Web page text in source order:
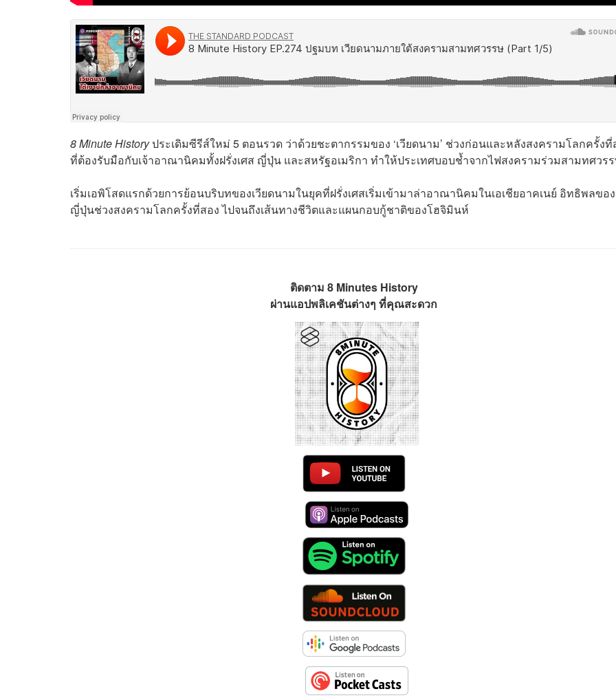
8 Minute Historyประเดิมซีรีส์ใหม่ 5 ตอนรวด ว่าด้วยชะตากรรมของ ‘เวียดนาม’ ช่วงก่อนและหลังสงครามโลกครั้งที่
ที่ต้องรับมือกับเจ้าอาณานิคมทั้งฝรั่งเศส ญี่ปุ่น และสหรัฐอเมริกา ทำให้ประเทศบอบช้ำจากไฟสงครามร่วมสามทศวร
เริ่มเอพิโสดแรกด้วยการย้อนบริบทของเวียดนามในยุคที่ฝรั่งเศสเริ่มเข้ามาล่าอาณานิคมในเอเชียอาคเนย์ อิทธิพลของ
ญี่ปุ่นช่วงสงครามโลกครั้งที่สอง ไปจนถึงเส้นทางชีวิตและแผนกอบกู้ชาติของโฮจิมินห์
ติดตาม 8 Minutes History
ผ่านแอปพลิเคชันต่างๆ ที่คุณสะดวก